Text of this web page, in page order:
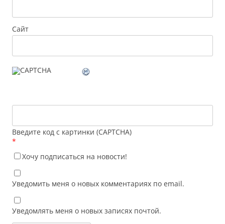
Сайт
Введите код с картинки (CAPTCHA)
*
Хочу подписаться на новости!
Уведомить меня о новых комментариях по email.
Уведомлять меня о новых записях почтой.